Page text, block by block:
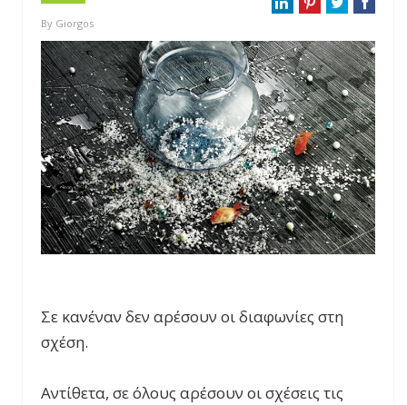
By Giorgos
Σε κανέναν δεν αρέσουν οι διαφωνίες στη
σχέση.
Αντίθετα, σε όλους αρέσουν οι σχέσεις τις